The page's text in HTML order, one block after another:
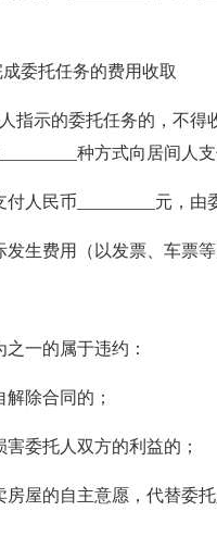
委托任务的费用收取
指示的委托任务的，不
种方式向居间人支
人民币_________元，由
生费用（以发票、车票
一的属于违约：
解除合同的；
害委托人双方的利益的；
房屋的自主意愿，代替委